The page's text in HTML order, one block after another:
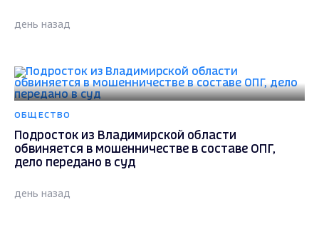
день назад
ОБЩЕСТВО
Подросток из Владимирской области
обвиняется в мошенничестве в составе ОПГ,
дело передано в суд
день назад